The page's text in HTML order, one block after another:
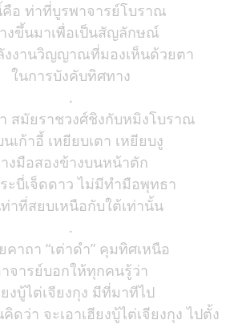
อ ท่าที่บูรพาจารย์โบราณ
งขึ้นมาเพื่อเป็นสัญลักษณ์
งงานวิญญาณที่มองเห็นด้วยตา
ในการบังคับทิศทาง
.
สมัยราชวงศ์ชิงกับหมิงโบราณ
เก้าอี้ เหยียบเตา เหยียบงู
งมือสองข้างบนหน้าตัก
ะบี่เจ็ดดาว ไม่มีทำมือพุทธา
าที่สยบเหนือกับใต้เท่านั้น
.
คาถา “เต่าดำ” คุมทิศเหนือ
จารย์บอกให้ทุกคนรู้ว่า
ยงบู้ไต่เจียงกุง มีที่มาทีไป
ดว่า จะเอาเฮียงบู้ไต่เจียงกุง ไปตั้ง